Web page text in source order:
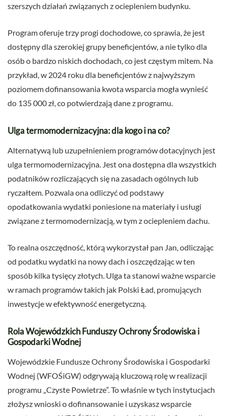
szerszych działań związanych z ociepleniem budynku.
Program oferuje trzy progi dochodowe, co sprawia, że jest
dostępny dla szerokiej grupy beneficjentów, a nie tylko dla
osób o bardzo niskich dochodach, co jest częstym mitem. Na
przykład, w 2024 roku dla beneficjentów z najwyższym
poziomem dofinansowania kwota wsparcia mogła wynieść
do 135 000 zł, co potwierdzają dane z programu.
Ulga termomodernizacyjna: dla kogo i na co?
Alternatywą lub uzupełnieniem programów dotacyjnych jest
ulga termomodernizacyjna. Jest ona dostępna dla wszystkich
podatników rozliczających się na zasadach ogólnych lub
ryczałtem. Pozwala ona odliczyć od podstawy
opodatkowania wydatki poniesione na materiały i usługi
związane z termomodernizacją, w tym z ociepleniem dachu.
To realna oszczędność, którą wykorzystał pan Jan, odliczając
od podatku wydatki na nowy dach i oszczędzając w ten
sposób kilka tysięcy złotych. Ulga ta stanowi ważne wsparcie
w ramach programów takich jak Polski Ład, promujących
inwestycje w efektywność energetyczną.
Rola Wojewódzkich Funduszy Ochrony Środowiska i
Gospodarki Wodnej
Wojewódzkie Fundusze Ochrony Środowiska i Gospodarki
Wodnej (WFOŚiGW) odgrywają kluczową rolę w realizacji
programu „Czyste Powietrze”. To właśnie w tych instytucjach
złożysz wnioski o dofinansowanie i uzyskasz wsparcie